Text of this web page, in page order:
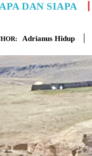
APA DAN SIAPA
Adrianus Hidup